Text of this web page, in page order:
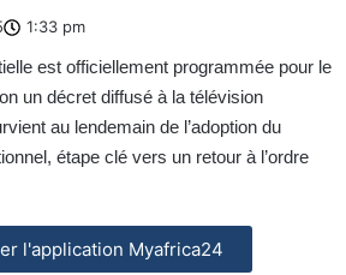
1:33 pm
est officiellement programmée pour le
un décret diffusé à la télévision
au lendemain de l’adoption du
étape clé vers un retour à l’ordre
l'application Myafrica24